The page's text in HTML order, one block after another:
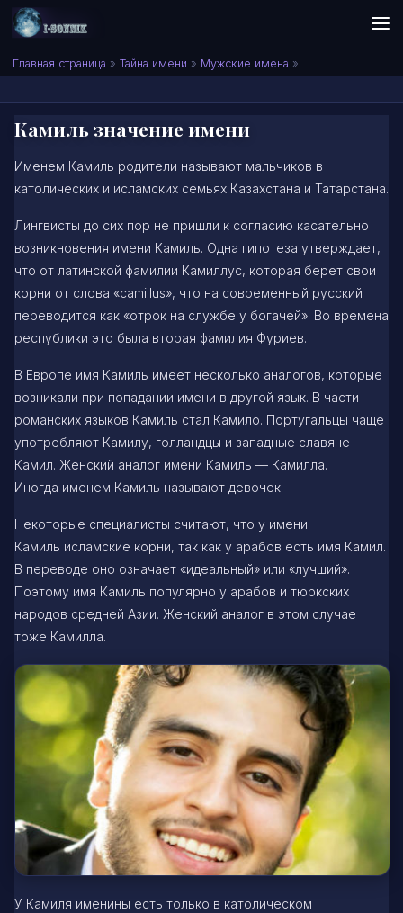
Skip to content
Сонник I-SONNIK.COM
Главная страница » Тайна имени » Мужские имена »
Камиль значение имени
Именем Камиль родители называют мальчиков в
католических и исламских семьях Казахстана и Татарстана.
Лингвисты до сих пор не пришли к согласию касательно
возникновения имени Камиль. Одна гипотеза утверждает,
что от латинской фамилии Камиллус, которая берет свои
корни от слова «camillus», что на современный русский
переводится как «отрок на службе у богачей». Во времена
республики это была вторая фамилия Фуриев.
В Европе имя Камиль имеет несколько аналогов, которые
возникали при попадании имени в другой язык. В части
романских языков Камиль стал Камило. Португальцы чаще
употребляют Камилу, голландцы и западные славяне —
Камил. Женский аналог имени Камиль — Камилла.
Иногда именем Камиль называют девочек.
Некоторые специалисты считают, что у имени
Камиль исламские корни, так как у арабов есть имя Камил.
В переводе оно означает «идеальный» или «лучший».
Поэтому имя Камиль популярно у арабов и тюркских
народов средней Азии. Женский аналог в этом случае
тоже Камилла.
У Камиля именины есть только в католическом